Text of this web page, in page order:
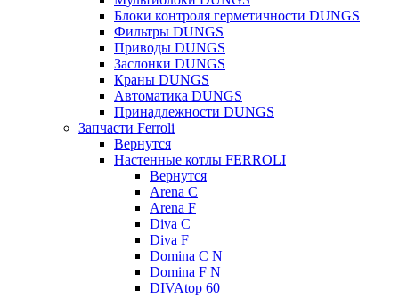
Блоки контроля герметичности DUNGS
Фильтры DUNGS
Приводы DUNGS
Заслонки DUNGS
Краны DUNGS
Автоматика DUNGS
Принадлежности DUNGS
Запчасти Ferroli
Вернутся
Настенные котлы FERROLI
Вернутся
Arena C
Arena F
Diva C
Diva F
Domina C N
Domina F N
DIVAtop 60